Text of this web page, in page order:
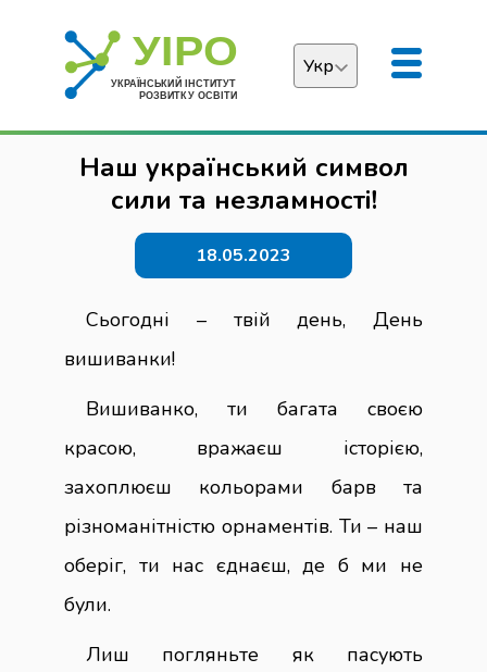
Укр
English
Наш український символ
сили та незламності!
18.05.2023
Сьогодні – твій день, День
вишиванки!
Вишиванко, ти багата своєю
красою, вражаєш історією,
захоплюєш кольорами барв та
різноманітністю орнаментів. Ти – наш
оберіг, ти нас єднаєш, де б ми не
були.
Лиш погляньте як пасують